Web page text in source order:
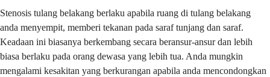
Stenosis tulang belakang berlaku apabila ruang di tulang belakang
anda menyempit, memberi tekanan pada saraf tunjang dan saraf.
Keadaan ini biasanya berkembang secara beransur-ansur dan lebih
biasa berlaku pada orang dewasa yang lebih tua. Anda mungkin
mengalami kesakitan yang berkurangan apabila anda mencondongkan